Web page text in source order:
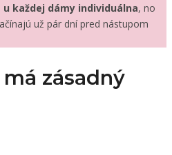
každej dámy individuálna, no
už pár dní pred nástupom
zásadný